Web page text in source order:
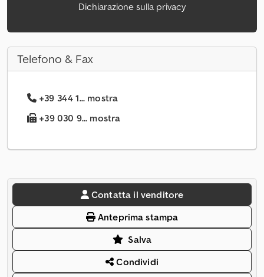
Dichiarazione sulla privacy
Telefono & Fax
+39 344 1... mostra
+39 030 9... mostra
Contatta il venditore
Anteprima stampa
Salva
Condividi